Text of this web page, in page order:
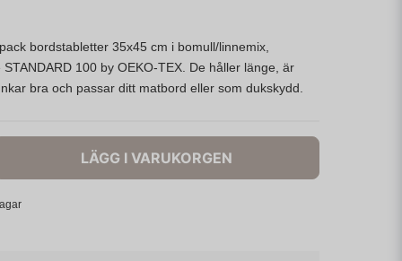
bordstabletter 35x45 cm i bomull/linnemix,
100 by OEKO-TEX. De håller länge, är
bra och passar ditt matbord eller som dukskydd.
LÄGG I VARUKORGEN